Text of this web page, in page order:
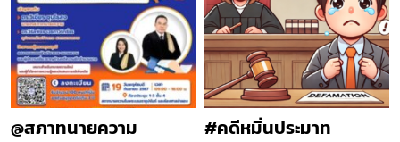
@สภาทนายความ #คดีหมิ่นประมาท